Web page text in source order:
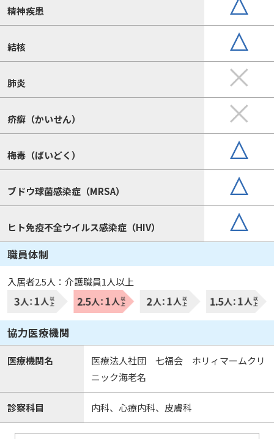
精神疾患
結核
肺炎
疥癬（かいせん）
梅毒（ばいどく）
ブドウ球菌感染症（MRSA）
ヒト免疫不全ウイルス感染症（HIV）
職員体制
入居者2.5人：介護職員1人以上
協力医療機関
医療機関名
医療法人社団 七福会 ホリィマームクリ
ニック海老名
診察科目 内科、心療内科、皮膚科